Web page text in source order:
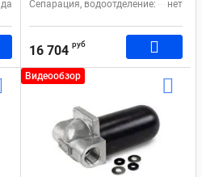
да
Сепарация, водоотделение:
нет
16 704 руб
Видеообзор